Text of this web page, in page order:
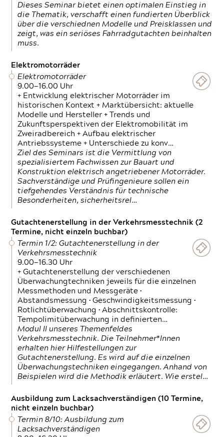
Dieses Seminar bietet einen optimalen Einstieg in
die Thematik, verschafft einen fundierten Überblick
über die verschiednen Modelle und Preisklassen und
zeigt, was ein seriöses Fahrradgutachten beinhalten
muss.
Elektromotorräder
Elektromotorräder
9.00—16.00 Uhr
+ Entwicklung elektrischer Motorräder im
historischen Kontext + Marktübersicht: aktuelle
Modelle und Hersteller + Trends und
Zukunftsperspektiven der Elektromobilität im
Zweiradbereich + Aufbau elektrischer
Antriebssysteme + Unterschiede zu konv…
Ziel des Seminars ist die Vermittlung von
spezialisiertem Fachwissen zur Bauart und
Konstruktion elektrisch angetriebener Motorräder.
Sachverständige und Prüfingenieure sollen ein
tiefgehendes Verständnis für technische
Besonderheiten, sicherheitsrel…
Gutachtenerstellung in der Verkehrsmesstechnik (2
Termine, nicht einzeln buchbar)
Termin 1/2: Gutachtenerstellung in der
Verkehrsmesstechnik
9.00—16.30 Uhr
+ Gutachtenerstellung der verschiedenen
Überwachungtechniken jeweils für die einzelnen
Messmethoden und Messgeräte •
Abstandsmessung • Geschwindigkeitsmessung •
Rotlichtüberwachung • Abschnittskontrolle:
Tempolimitüberwachung in definierten…
Modul II unseres Themenfeldes
Verkehrsmesstechnik. Die Teilnehmer*Innen
erhalten hier Hilfestellungen zur
Gutachtenerstellung. Es wird auf die einzelnen
Überwachungstechniken eingegangen. Anhand von
Beispielen wird die Methodik erläutert. Wie erstel…
Ausbildung zum Lacksachverständigen (10 Termine,
nicht einzeln buchbar)
Termin 8/10: Ausbildung zum
Lacksachverständigen